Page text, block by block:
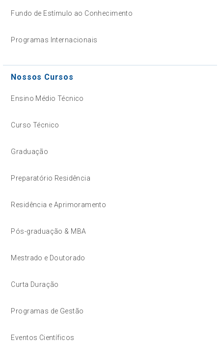
Fundo de Estímulo ao Conhecimento
Programas Internacionais
Nossos Cursos
Ensino Médio Técnico
Curso Técnico
Graduação
Preparatório Residência
Residência e Aprimoramento
Pós-graduação & MBA
Mestrado e Doutorado
Curta Duração
Programas de Gestão
Eventos Científicos